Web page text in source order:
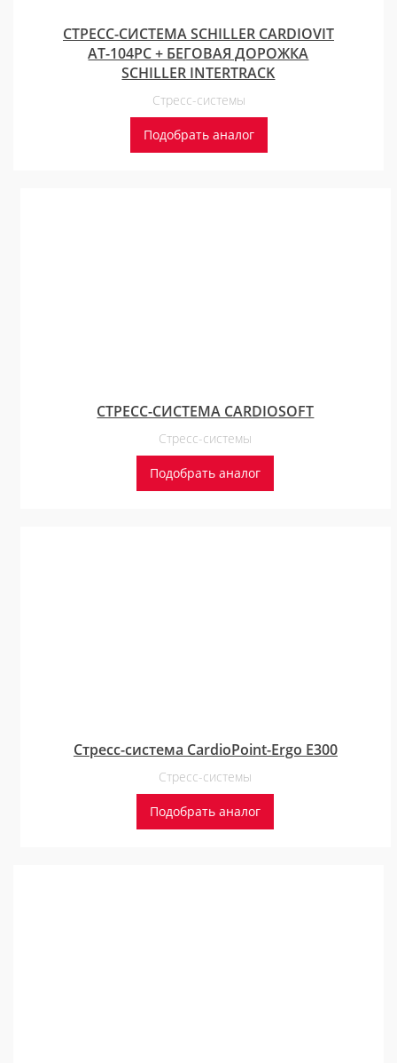
СТРЕСС-СИСТЕМА SCHILLER CARDIOVIT
AT-104PС + БЕГОВАЯ ДОРОЖКА
SCHILLER INTERTRACK
Стресс-системы
Подобрать аналог
СТРЕСС-СИСТЕМА CARDIOSOFT
Стресс-системы
Подобрать аналог
Стресс-система CardioPoint-Ergo E300
Стресс-системы
Подобрать аналог